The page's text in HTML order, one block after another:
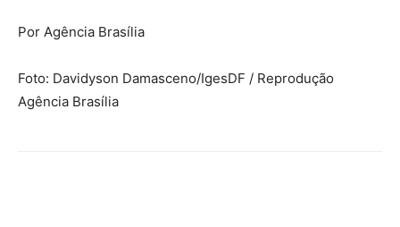
Por Agência Brasília
Foto: Davidyson Damasceno/IgesDF / Reprodução
Agência Brasília